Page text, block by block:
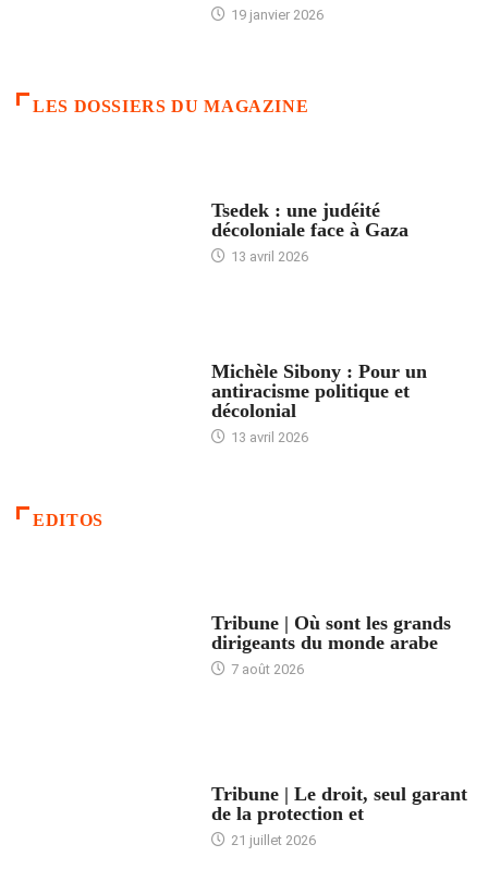
19 janvier 2026
LES DOSSIERS DU MAGAZINE
Tsedek : une judéité
décoloniale face à Gaza
13 avril 2026
Michèle Sibony : Pour un
antiracisme politique et
décolonial
13 avril 2026
EDITOS
Tribune | Où sont les grands
dirigeants du monde arabe
7 août 2026
Tribune | Le droit, seul garant
de la protection et
21 juillet 2026